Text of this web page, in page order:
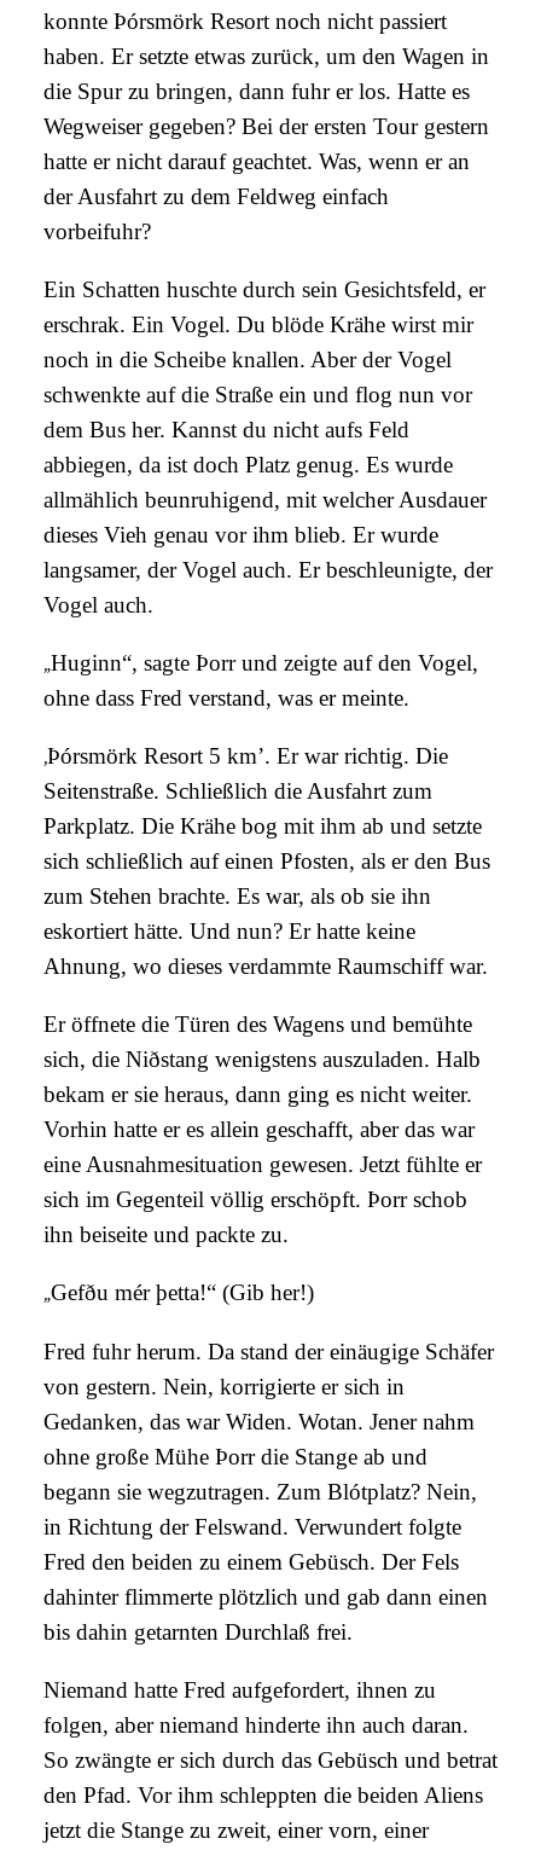
konnte Þórsmörk Resort noch nicht passiert
haben. Er setzte etwas zurück, um den Wagen in
die Spur zu bringen, dann fuhr er los. Hatte es
Wegweiser gegeben? Bei der ersten Tour gestern
hatte er nicht darauf geachtet. Was, wenn er an
der Ausfahrt zu dem Feldweg einfach
vorbeifuhr?
Ein Schatten huschte durch sein Gesichtsfeld, er
erschrak. Ein Vogel. Du blöde Krähe wirst mir
noch in die Scheibe knallen. Aber der Vogel
schwenkte auf die Straße ein und flog nun vor
dem Bus her. Kannst du nicht aufs Feld
abbiegen, da ist doch Platz genug. Es wurde
allmählich beunruhigend, mit welcher Ausdauer
dieses Vieh genau vor ihm blieb. Er wurde
langsamer, der Vogel auch. Er beschleunigte, der
Vogel auch.
„Huginn“, sagte Þorr und zeigte auf den Vogel,
ohne dass Fred verstand, was er meinte.
‚Þórsmörk Resort 5 km’. Er war richtig. Die
Seitenstraße. Schließlich die Ausfahrt zum
Parkplatz. Die Krähe bog mit ihm ab und setzte
sich schließlich auf einen Pfosten, als er den Bus
zum Stehen brachte. Es war, als ob sie ihn
eskortiert hätte. Und nun? Er hatte keine
Ahnung, wo dieses verdammte Raumschiff war.
Er öffnete die Türen des Wagens und bemühte
sich, die Niðstang wenigstens auszuladen. Halb
bekam er sie heraus, dann ging es nicht weiter.
Vorhin hatte er es allein geschafft, aber das war
eine Ausnahmesituation gewesen. Jetzt fühlte er
sich im Gegenteil völlig erschöpft. Þorr schob
ihn beiseite und packte zu.
„Gefðu mér þetta!“ (Gib her!)
Fred fuhr herum. Da stand der einäugige Schäfer
von gestern. Nein, korrigierte er sich in
Gedanken, das war Widen. Wotan. Jener nahm
ohne große Mühe Þorrdie Stange ab und
begann sie wegzutragen. Zum Blótplatz? Nein,
in Richtung der Felswand. Verwundert folgte
Fred den beiden zu einem Gebüsch. Der Fels
dahinter flimmerte plötzlich und gab dann einen
bis dahin getarnten Durchlaß frei.
Niemand hatte Fred aufgefordert, ihnen zu
folgen, aber niemand hinderte ihn auch daran.
So zwängte er sich durch das Gebüsch und betrat
den Pfad. Vor ihm schleppten die beiden Aliens
jetzt die Stange zu zweit, einer vorn, einer